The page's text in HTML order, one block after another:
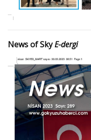
News of SkyE-dergi